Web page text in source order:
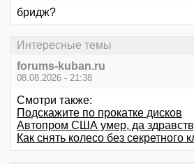
бридж?
Интересные темы
forums-kuban.ru
08.08.2026 - 21:38
Смотри также:
Подскажите по прокатке дисков
Автопром США умер, да
Как снять колесо без секретного